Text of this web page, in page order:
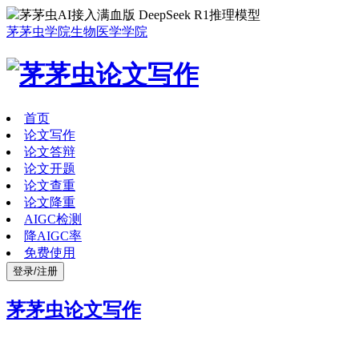
茅茅虫AI接入满血版 DeepSeek R1推理模型
茅茅虫学院生物医学学院
首页
论文写作
论文答辩
论文开题
论文查重
论文降重
AIGC检测
降AIGC率
免费使用
登录/注册
茅茅虫论文写作